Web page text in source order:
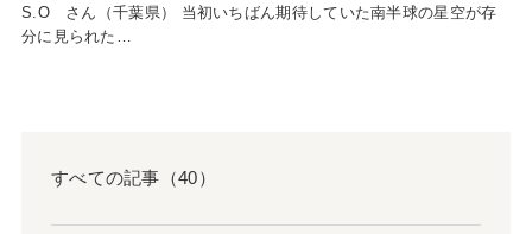
S.O さん（千葉県） 当初いちばん期待していた南半球の星空が存
分に見られた…
すべての記事（40）